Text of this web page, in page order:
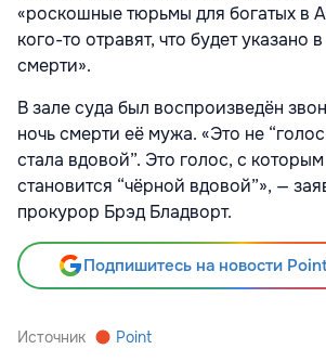
«роскошные тюрьмы для богатых в
кого-то отравят, что будет указано
смерти».
В зале суда был воспроизведён
ночь смерти её мужа. «Это не
стала вдовой”. Это голос, с
становится “чёрной вдовой”», —
прокурор Брэд Бладворт.
Подпишитесь на новости
Источник Point